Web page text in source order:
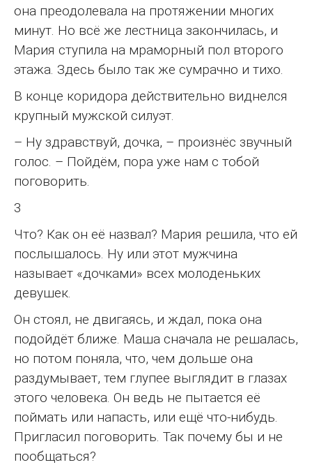
она преодолевала на протяжении многих
минут. Но всё же лестница закончилась, и
Мария ступила на мраморный пол второго
этажа. Здесь было так же сумрачно и тихо.
В конце коридора действительно виднелся
крупный мужской силуэт.
– Ну здравствуй, дочка, – произнёс звучный
голос. – Пойдём, пора уже нам с тобой
поговорить.
3
Что? Как он её назвал? Мария решила, что ей
послышалось. Ну или этот мужчина
называет «дочками» всех молоденьких
девушек.
Он стоял, не двигаясь, и ждал, пока она
подойдёт ближе. Маша сначала не решалась,
но потом поняла, что, чем дольше она
раздумывает, тем глупее выглядит в глазах
этого человека. Он ведь не пытается её
поймать или напасть, или ещё что-нибудь.
Пригласил поговорить. Так почему бы и не
пообщаться?